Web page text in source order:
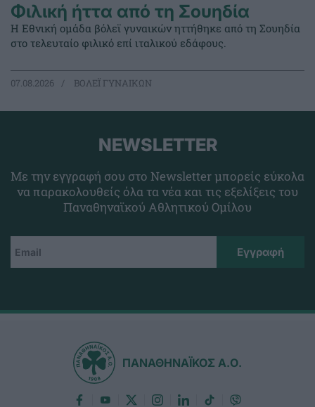
Φιλική ήττα από τη Σουηδία
Η Εθνική ομάδα βόλεϊ γυναικών ηττήθηκε από τη Σουηδία
στο τελευταίο φιλικό επί ιταλικού εδάφους.
07.08.2026 ΒΟΛΕΪ ΓΥΝΑΙΚΩΝ
NEWSLETTER
Με την εγγραφή σου στο Newsletter μπορείς εύκολα
να παρακολουθείς όλα τα νέα και τις εξελίξεις του
Παναθηναϊκού Αθλητικού Ομίλου
ΠΑΝΑΘΗΝΑΪΚΟΣ Α.Ο.